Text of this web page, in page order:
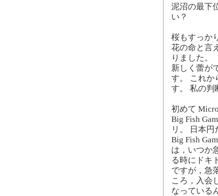
泥沼の最下
い？
桜もすっか
花の命と言
りました。
新しく蕾が
す。 これか
す。 私の判
初めて
Big Fish
リ。 日本
Big Fish
は，いつか
る時にドキ
ですが，急
ころ，入会
なっている